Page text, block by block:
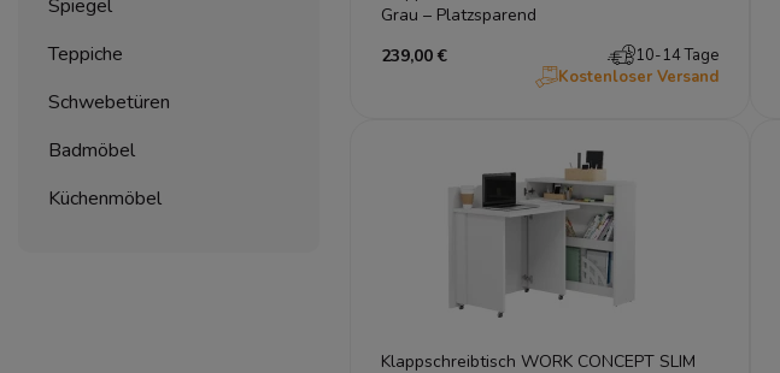
Spiegel
Teppiche
Schwebetüren
Badmöbel
Küchenmöbel
Grau – Platzsparend
239,00 €
10-14 Tage
Kostenloser Versand
Klappschreibtisch WORK CONCEPT SLIM